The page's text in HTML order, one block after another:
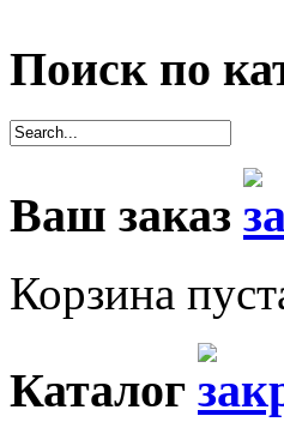
Поиск по
Ваш заказ
Корзина
Каталог